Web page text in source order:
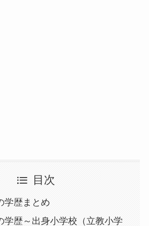
目次
学歴まとめ
学歴～出身小学校（立教小学